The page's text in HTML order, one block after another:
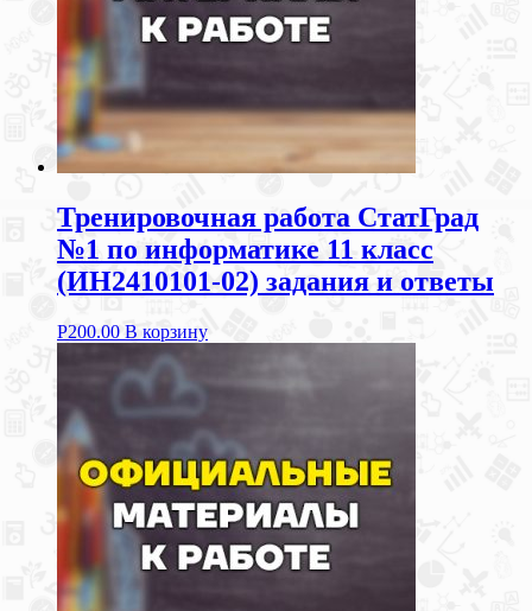
Тренировочная работа СтатГрад
№1 по информатике 11 класс
(ИН2410101-02) задания и ответы
Р200.00 В корзину